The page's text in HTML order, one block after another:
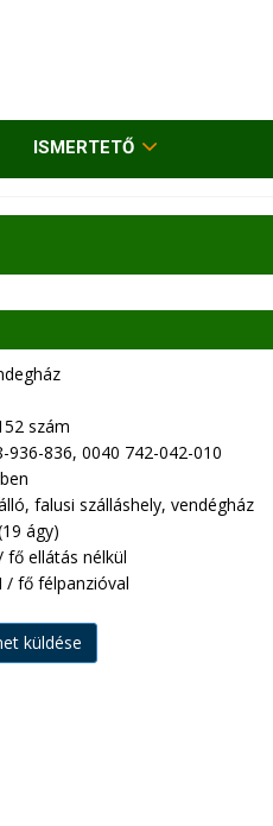
ISMERTETŐ
szám
936-836, 0040 742-042-010
falusi szálláshely, vendégház
ágy)
fő ellátás nélkül
/ fő félpanzióval
küldése